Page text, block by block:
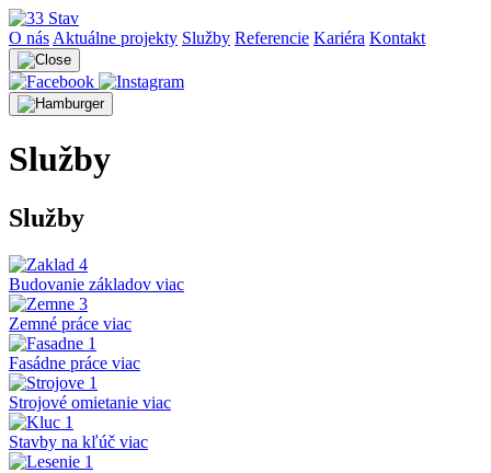
O nás Aktuálne projekty Služby Referencie Kariéra Kontakt
Služby
Služby
Budovanie základov viac
Zemné práce viac
Fasádne práce viac
Strojové omietanie viac
Stavby na kľúč viac